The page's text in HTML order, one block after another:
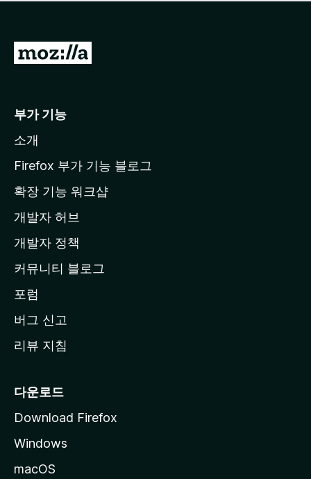
점
습
니
M
l
a
페
이
지
이
동
부가 기능
소개
Firefox 부가 기능 블로그
확장 기능 워크샵
개발자 허브
개발자 정책
커뮤니티 블로그
포럼
버그 신고
리뷰 지침
다운로드
Download Firefox
Windows
macOS